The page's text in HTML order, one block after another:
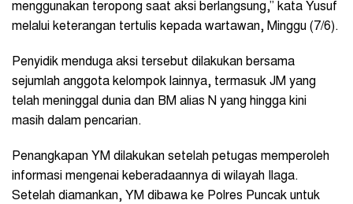
menggunakan teropong saat aksi berlangsung,” kata Yusuf
melalui keterangan tertulis kepada wartawan, Minggu (7/6).
Penyidik menduga aksi tersebut dilakukan bersama
sejumlah anggota kelompok lainnya, termasuk JM yang
telah meninggal dunia dan BM alias N yang hingga kini
masih dalam pencarian.
Penangkapan YM dilakukan setelah petugas memperoleh
informasi mengenai keberadaannya di wilayah Ilaga.
Setelah diamankan, YM dibawa ke Polres Puncak untuk